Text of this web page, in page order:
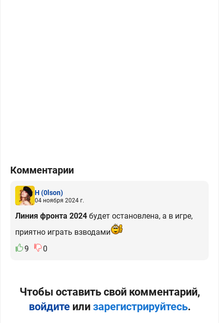
Комментарии
H (0lson)
04 ноября 2024 г.
Линия фронта 2024 будет остановлена, а в игре,
приятно играть взводами
9
0
Чтобы оставить свой комментарий,
войдитеили зарегистрируйтесь.